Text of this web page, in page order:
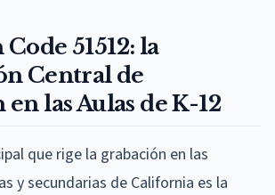
51512: la
Central de
las Aulas de K-12
que rige la grabación en las
y secundarias de California es la